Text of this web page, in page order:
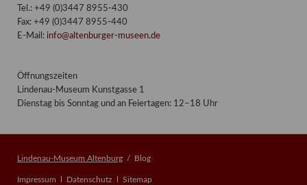
Tel.: +49 (0)3447 8955-430
Fax: +49 (0)3447 8955-440
E-Mail: info@altenburger-museen.de
Öffnungszeiten
Lindenau-Museum Kunstgasse 1
Dienstag bis Sonntag und an Feiertagen: 12–18 Uhr
Lindenau-Museum Altenburg Blog
Navigation
Impressum Datenschutz Sitemap